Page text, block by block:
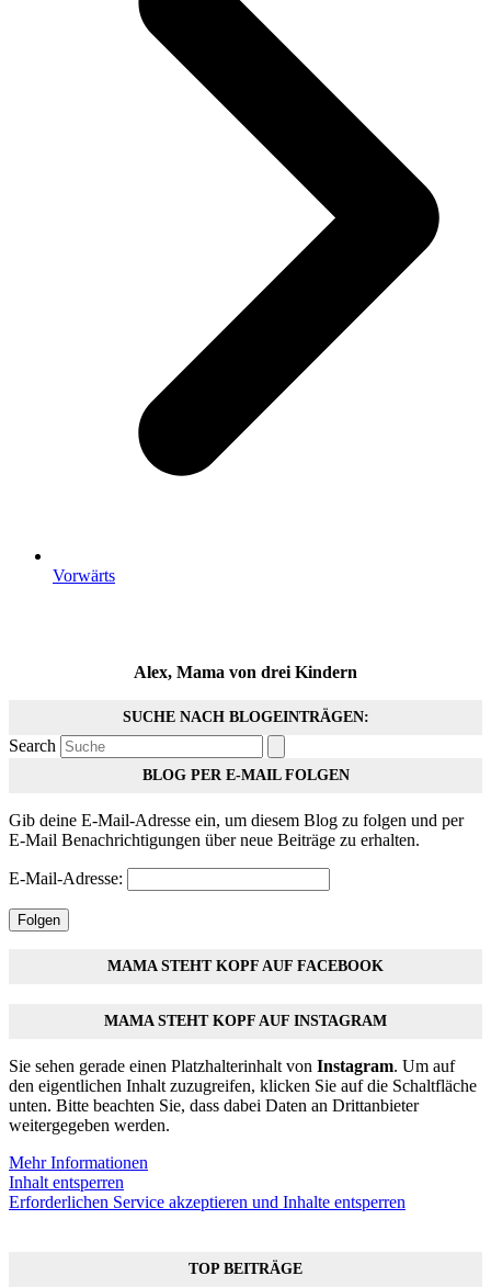
Vorwärts
Alex, Mama von drei Kindern
SUCHE NACH BLOGEINTRÄGEN:
Search
BLOG PER E-MAIL FOLGEN
Gib deine E-Mail-Adresse ein, um diesem Blog zu folgen und per
E-Mail Benachrichtigungen über neue Beiträge zu erhalten.
E-Mail-Adresse:
Folgen
MAMA STEHT KOPF AUF FACEBOOK
MAMA STEHT KOPF AUF INSTAGRAM
Sie sehen gerade einen Platzhalterinhalt von Instagram. Um auf
den eigentlichen Inhalt zuzugreifen, klicken Sie auf die Schaltfläche
unten. Bitte beachten Sie, dass dabei Daten an Drittanbieter
weitergegeben werden.
Mehr Informationen
Inhalt entsperren
Erforderlichen Service akzeptieren und Inhalte entsperren
TOP BEITRÄGE